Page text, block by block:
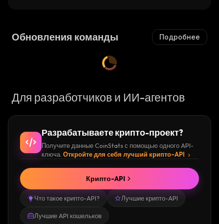
Обновления команды Подробнее
Для разработчиков и ИИ-агентов
Разрабатываете крипто-проект?
Получите данные CoinStats с помощью одного API-
ключа. Откройте для себя лучший крипто-API
Что такое крипто-API? Лучшие крипто-API
Лучшие API кошельков
Крипто-API